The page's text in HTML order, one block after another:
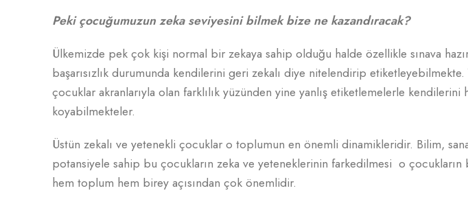
Peki çocuğumuzun zeka seviyesini bilmek bize ne kazandıracak?
Ülkemizde pek çok kişi normal bir zekaya sahip olduğu halde özellikle sınava
başarısızlık durumunda kendilerini geri zekalı diye nitelendirip
çocuklar akranlarıyla olan farklılık yüzünden yine yanlış etiketlemelerle
koyabilmekteler.
Üstün zekalı ve yetenekli çocuklar o toplumun en önemli dinamikleridir. Bilim,
potansiyele sahip bu çocukların zeka ve yeteneklerinin farkedilmesi o
hem toplum hem birey açısından çok önemlidir.